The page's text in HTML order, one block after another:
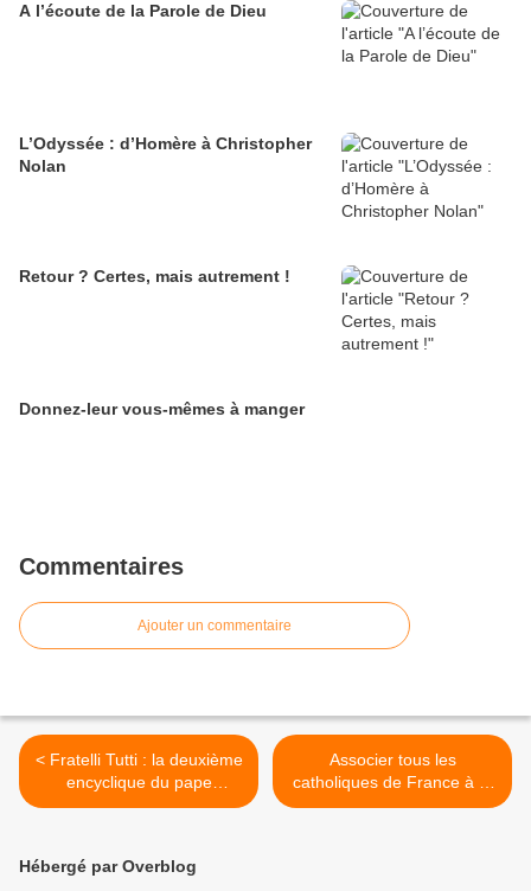
A l’écoute de la Parole de Dieu
L’Odyssée : d’Homère à Christopher
Nolan
Retour ? Certes, mais autrement !
Donnez-leur vous-mêmes à manger
Commentaires
Ajouter un commentaire
< Fratelli Tutti : la deuxième
encyclique du pape
François
Associer tous les
catholiques de France à la
préparation du Synode
Hébergé par Overblog